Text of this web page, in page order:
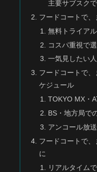
主要サブスク
フードコートで
無料トライア
コスパ重視で
一気見したい
フードコートで
ケジュール
TOKYO MX・
BS・地方局で
アンコール放
フードコートで
に
リアルタイム